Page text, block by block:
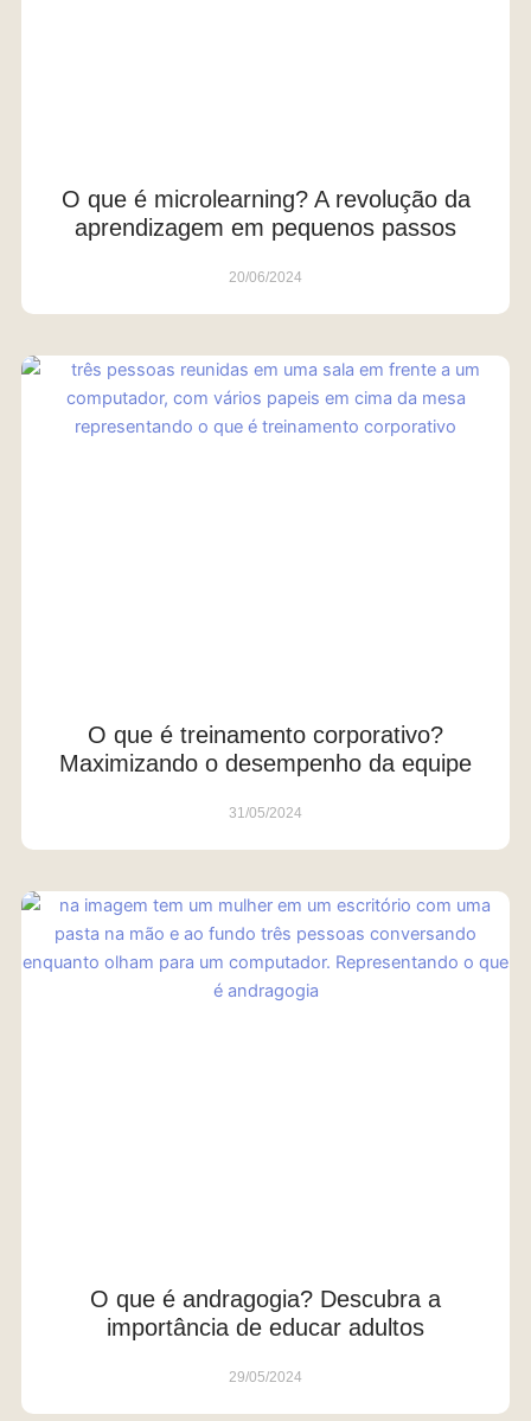
O que é microlearning? A revolução da
aprendizagem em pequenos passos
20/06/2024
O que é treinamento corporativo?
Maximizando o desempenho da equipe
31/05/2024
O que é andragogia? Descubra a
importância de educar adultos
29/05/2024